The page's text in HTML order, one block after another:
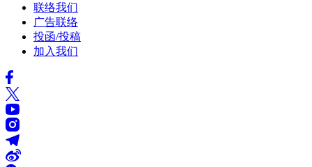
联络我们
广告联络
投函/投稿
加入我们